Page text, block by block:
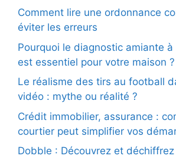
Comment lire une ordonnance
éviter les erreurs
Pourquoi le diagnostic amiante à
est essentiel pour votre maison ?
Le réalisme des tirs au football
vidéo : mythe ou réalité ?
Crédit immobilier, assurance :
courtier peut simplifier vos
Dobble : Découvrez et